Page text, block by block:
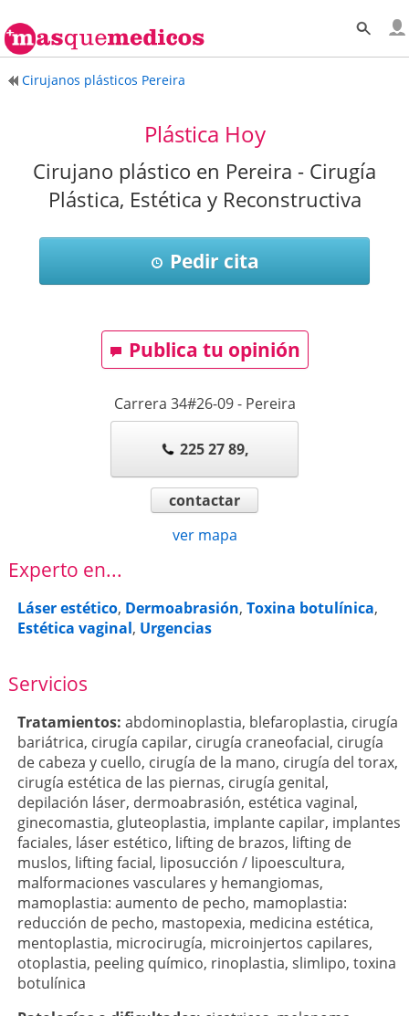
Cirujanos plásticos Pereira
Plástica Hoy
Cirujano plástico en Pereira - Cirugía
Plástica, Estética y Reconstructiva
Pedir cita
Publica tu opinión
Carrera 34#26-09- Pereira
225 27 89,
contactar
ver mapa
Experto en...
Láser estético, Dermoabrasión, Toxina botulínica,
Estética vaginal, Urgencias
Servicios
Tratamientos: abdominoplastia, blefaroplastia, cirugía
bariátrica, cirugía capilar, cirugía craneofacial, cirugía
de cabeza y cuello, cirugía de la mano, cirugía del torax,
cirugía estética de las piernas, cirugía genital,
depilación láser, dermoabrasión, estética vaginal,
ginecomastia, gluteoplastia, implante capilar, implantes
faciales, láser estético, lifting de brazos, lifting de
muslos, lifting facial, liposucción / lipoescultura,
malformaciones vasculares y hemangiomas,
mamoplastia: aumento de pecho, mamoplastia:
reducción de pecho, mastopexia, medicina estética,
mentoplastia, microcirugía, microinjertos capilares,
otoplastia, peeling químico, rinoplastia, slimlipo, toxina
botulínica